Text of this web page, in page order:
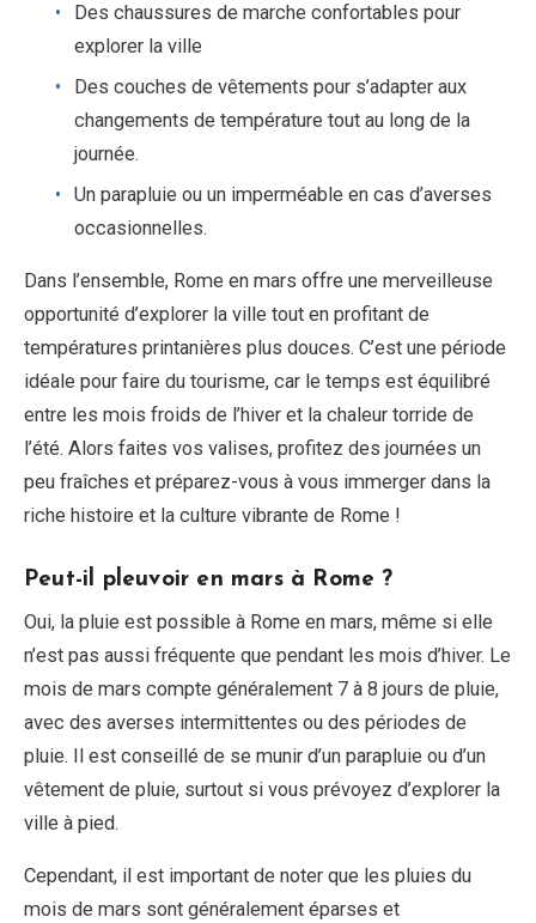
Des chaussures de marche confortables pour
explorer la ville
Des couches de vêtements pour s’adapter aux
changements de température tout au long de la
journée.
Un parapluie ou un imperméable en cas d’averses
occasionnelles.
Dans l’ensemble, Rome en mars offre une merveilleuse
opportunité d’explorer la ville tout en profitant de
températures printanières plus douces. C’est une période
idéale pour faire du tourisme, car le temps est équilibré
entre les mois froids de l’hiver et la chaleur torride de
l’été. Alors faites vos valises, profitez des journées un
peu fraîches et préparez-vous à vous immerger dans la
riche histoire et la culture vibrante de Rome !
Peut-il pleuvoir en mars à Rome ?
Oui, la pluie est possible à Rome en mars, même si elle
n’est pas aussi fréquente que pendant les mois d’hiver. Le
mois de mars compte généralement 7 à 8 jours de pluie,
avec des averses intermittentes ou des périodes de
pluie. Il est conseillé de se munir d’un parapluie ou d’un
vêtement de pluie, surtout si vous prévoyez d’explorer la
ville à pied.
Cependant, il est important de noter que les pluies du
mois de mars sont généralement éparses et